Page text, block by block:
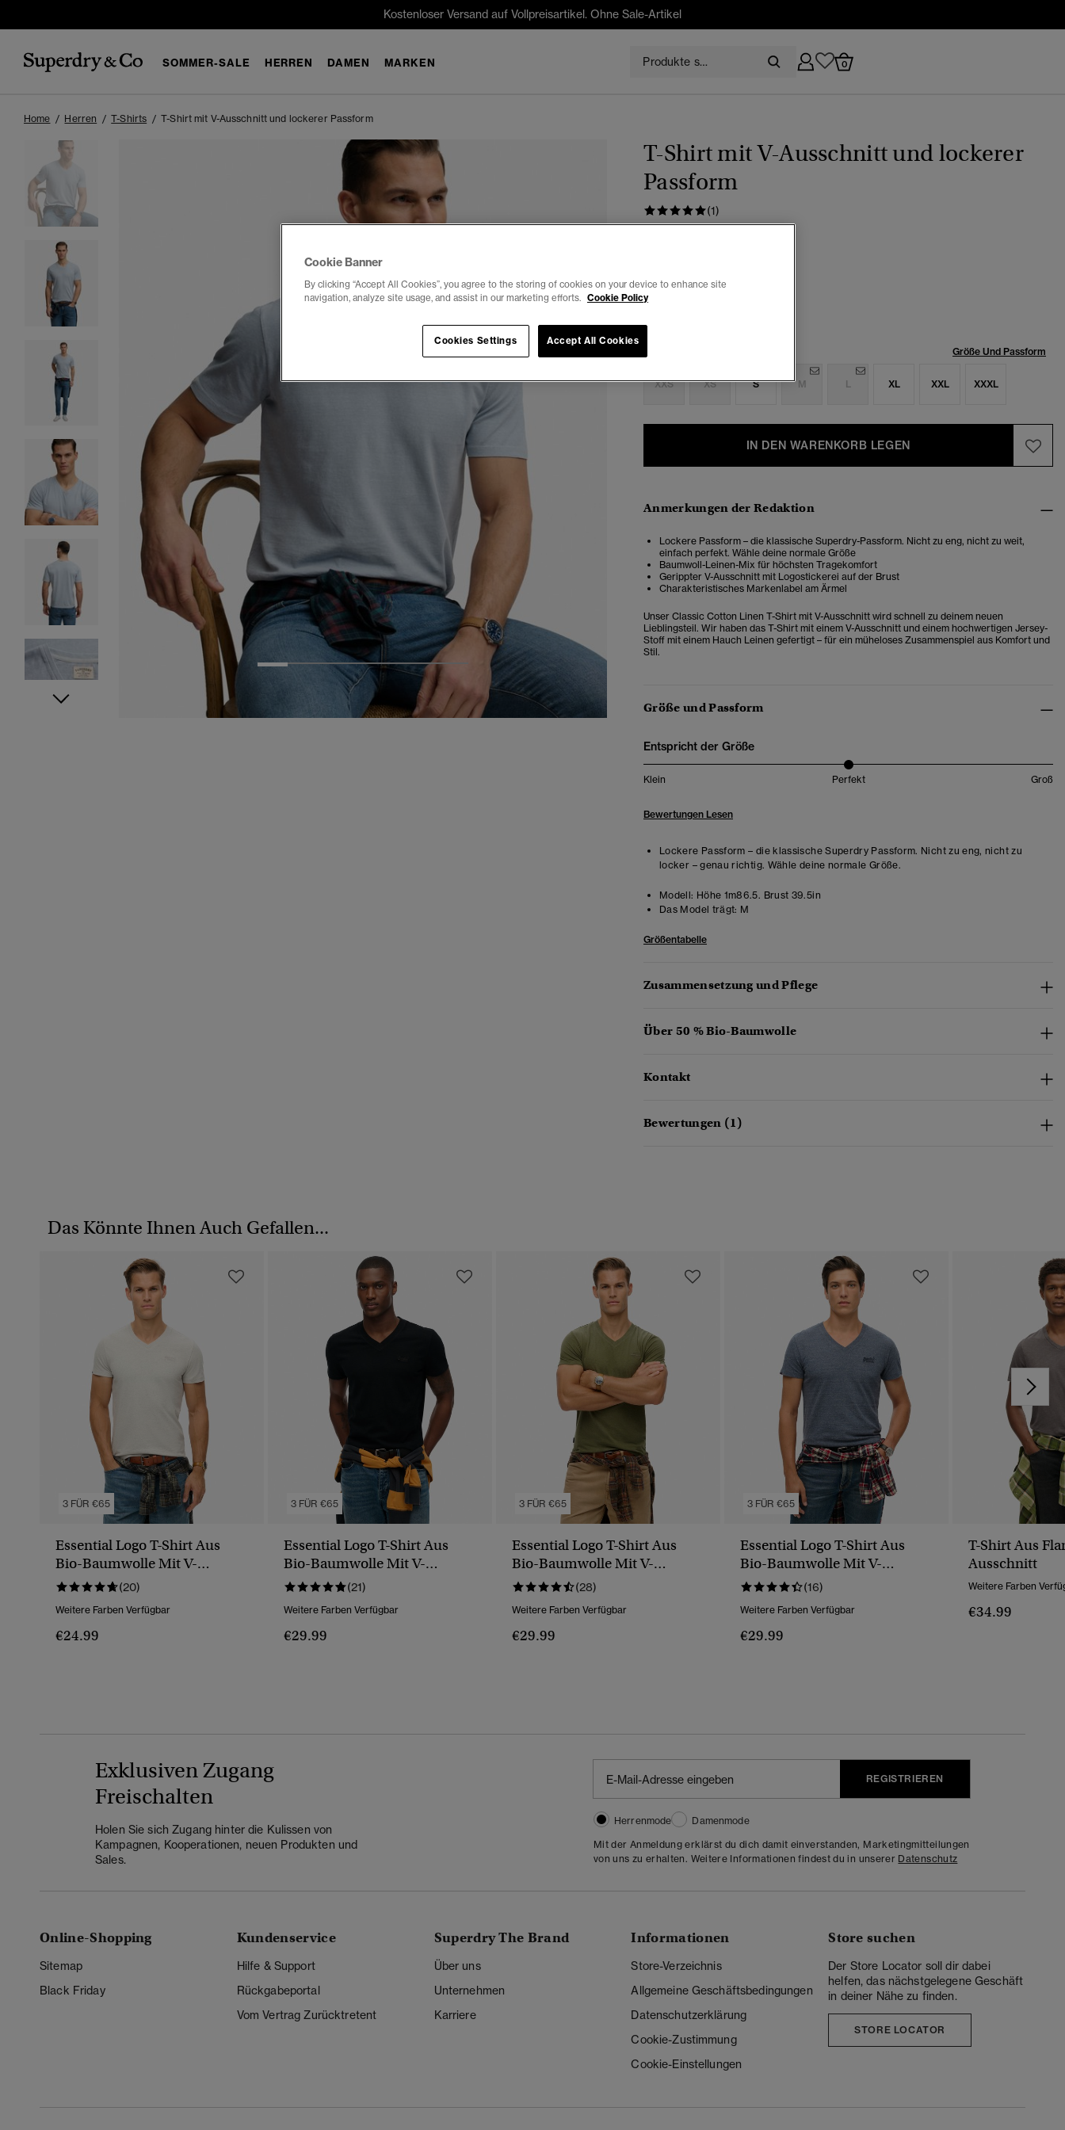
Kostenloser Versand auf Vollpreisartikel. Ohne Sale-Artikel
SOMMER-SALE HERREN DAMEN MARKEN 0
Home Herren T-Shirts T-Shirt mit V-Ausschnitt und lockerer Passform
3 4 5 6
T-Shirt mit V-Ausschnitt und lockerer
Passform
(1)
Größe Und Passform
XXS XS S M L XL XXL XXXL
IN DEN WARENKORB LEGEN
Anmerkungen der Redaktion
Lockere Passform – die klassische Superdry-Passform. Nicht zu eng, nicht zu weit,
einfach perfekt. Wähle deine normale Größe
Baumwoll-Leinen-Mix für höchsten Tragekomfort
Gerippter V-Ausschnitt mit Logostickerei auf der Brust
Charakteristisches Markenlabel am Ärmel
Unser Classic Cotton Linen T-Shirt mit V-Ausschnitt wird schnell zu deinem neuen
Lieblingsteil. Wir haben das T-Shirt mit einem V-Ausschnitt und einem hochwertigen Jersey-
Stoff mit einem Hauch Leinen gefertigt – für ein müheloses Zusammenspiel aus Komfort und
Stil.
Größe und Passform
Entspricht der Größe
Klein Perfekt Groß
Bewertungen Lesen
Lockere Passform – die klassische Superdry Passform. Nicht zu eng, nicht zu
locker – genau richtig. Wähle deine normale Größe.
Modell: Höhe 1m86.5. Brust 39.5in
Das Model trägt: M
Größentabelle
Zusammensetzung und Pflege
Über 50 % Bio-Baumwolle
Kontakt
Bewertungen (1)
Das Könnte Ihnen Auch Gefallen...
3 FÜR €65
Essential Logo T-Shirt Aus
Bio-Baumwolle Mit V-
Ausschnitt(20)
Weitere Farben Verfügbar
€24.99
3 FÜR €65
Essential Logo T-Shirt Aus
Bio-Baumwolle Mit V-
Ausschnitt(21)
Weitere Farben Verfügbar
€29.99
3 FÜR €65
Essential Logo T-Shirt Aus
Bio-Baumwolle Mit V-
Ausschnitt(28)
Weitere Farben Verfügbar
€29.99
3 FÜR €65
Essential Logo T-Shirt Aus
Bio-Baumwolle Mit V-
Ausschnitt(16)
Weitere Farben Verfügbar
€29.99
T-Shirt Aus
Ausschnitt
Weitere Farben
€34.99
Exklusiven Zugang
Freischalten
Holen Sie sich Zugang hinter die Kulissen von
Kampagnen, Kooperationen, neuen Produkten und
Sales.
REGISTRIEREN
Herrenmode
Damenmode
Mit der Anmeldung erklärst du dich damit einverstanden, Marketingmitteilungen
von uns zu erhalten. Weitere Informationen findest du in unserer Datenschutz
Online-Shopping
Sitemap
Black Friday
Kundenservice
Hilfe & Support
Rückgabeportal
Vom Vertrag Zurücktretent
Superdry The Brand
Über uns
Unternehmen
Karriere
Informationen
Store-Verzeichnis
Allgemeine Geschäftsbedingungen
Datenschutzerklärung
Cookie-Zustimmung
Cookie-Einstellungen
Store suchen
Der Store Locator soll dir dabei
helfen, das nächstgelegene Geschäft
in deiner Nähe zu finden.
STORE LOCATOR
Cookie Banner
By clicking “Accept All Cookies”, you agree to the storing of cookies on your device to enhance site
navigation, analyze site usage, and assist in our marketing efforts. Cookie Policy
Accept All Cookies
Cookies Settings